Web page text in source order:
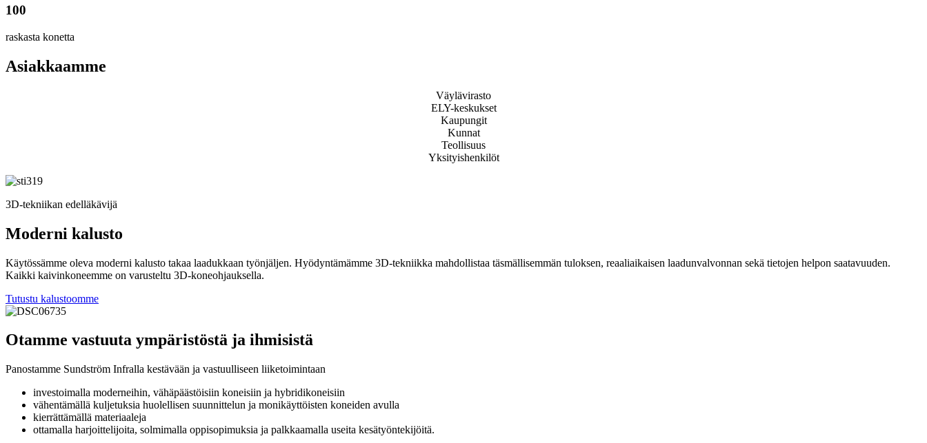
100
raskasta konetta
Asiakkaamme
Väylävirasto
ELY-keskukset
Kaupungit
Kunnat
Teollisuus
Yksityishenkilöt
3D-tekniikan edelläkävijä
Moderni kalusto
Käytössämme oleva moderni kalusto takaa laadukkaan työnjäljen. Hyödyntämämme 3D-tekniikka mahdollistaa täsmällisemmän tuloksen, reaaliaikaisen laadunvalvonnan sekä tietojen helpon saatavuuden.
Kaikki kaivinkoneemme on varusteltu 3D-koneohjauksella.
Tutustu kalustoomme
Otamme vastuuta ympäristöstä ja ihmisistä
Panostamme Sundström Infralla kestävään ja vastuulliseen liiketoimintaan
investoimalla moderneihin, vähäpäästöisiin koneisiin ja hybridikoneisiin
vähentämällä kuljetuksia huolellisen suunnittelun ja monikäyttöisten koneiden avulla
kierrättämällä materiaaleja
ottamalla harjoittelijoita, solmimalla oppisopimuksia ja palkkaamalla useita kesätyöntekijöitä.